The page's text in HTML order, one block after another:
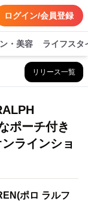
ログイン/会員登録
・美容 ライフスタ
リリース一覧
ポーチ付き
ラインショ
ポロ ラルフ